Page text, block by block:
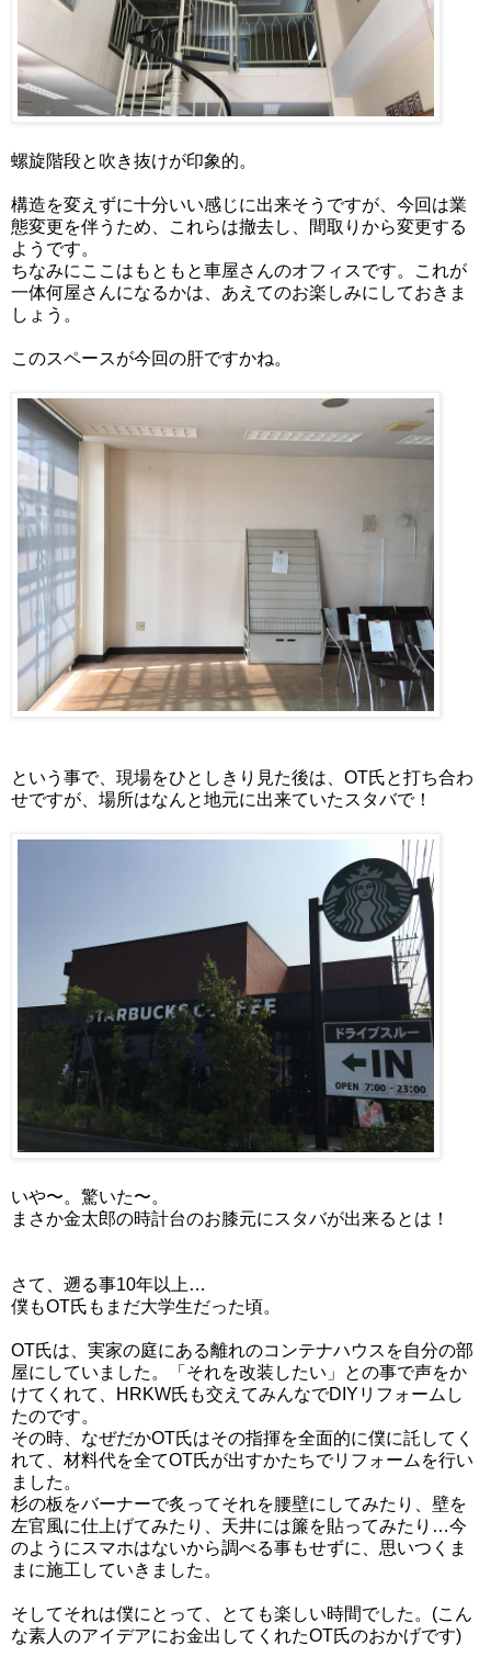
螺旋階段と吹き抜けが印象的。
構造を変えずに十分いい感じに出来そうですが、今回は業
態変更を伴うため、これらは撤去し、間取りから変更する
ようです。
ちなみにここはもともと車屋さんのオフィスです。これが
一体何屋さんになるかは、あえてのお楽しみにしておきま
しょう。
このスペースが今回の肝ですかね。
という事で、現場をひとしきり見た後は、OT氏と打ち合わ
せですが、場所はなんと地元に出来ていたスタバで！
いや〜。驚いた〜。
まさか金太郎の時計台のお膝元にスタバが出来るとは！
さて、遡る事10年以上…
僕もOT氏もまだ大学生だった頃。
OT氏は、実家の庭にある離れのコンテナハウスを自分の部
屋にしていました。「それを改装したい」との事で声をか
けてくれて、HRKW氏も交えてみんなでDIYリフォームし
たのです。
その時、なぜだかOT氏はその指揮を全面的に僕に託してく
れて、材料代を全てOT氏が出すかたちでリフォームを行い
ました。
杉の板をバーナーで炙ってそれを腰壁にしてみたり、壁を
左官風に仕上げてみたり、天井には簾を貼ってみたり…今
のようにスマホはないから調べる事もせずに、思いつくま
まに施工していきました。
そしてそれは僕にとって、とても楽しい時間でした。(こん
な素人のアイデアにお金出してくれたOT氏のおかげです)